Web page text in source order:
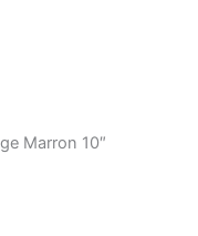
Marron 10″